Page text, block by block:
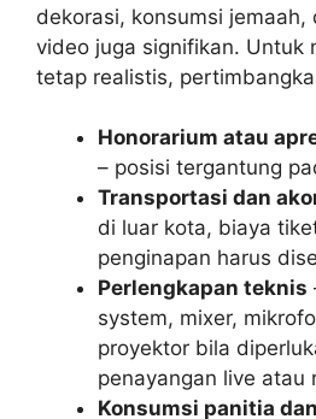
dekorasi, konsumsi jemaah,
video juga signifikan. Untuk
tetap realistis,
Honorarium atau
– posisi tergantung
Transportasi dan
di luar kota, biaya
penginapan harus
Perlengkapan teknis
system, mixer,
proyektor bila
penayangan live atau
Konsumsi panitia